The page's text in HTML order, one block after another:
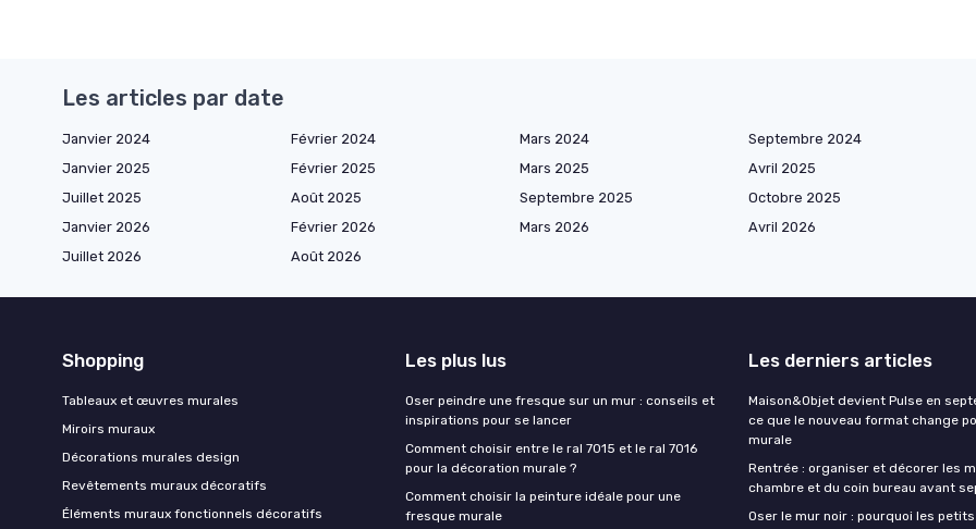
Les articles par date
Janvier 2024 Février 2024 Mars 2024
Septembre 2024
Janvier 2025
Février 2025 Mars 2025
Avril 2025
Juillet 2025
Août 2025 Septembre 2025
Octobre 2025
Janvier 2026
Février 2026 Mars 2026
Avril 2026
Juillet 2026
Août 2026
Shopping
Tableaux et œuvres murales
Miroirs muraux
Décorations murales design
Revêtements muraux décoratifs
Éléments muraux fonctionnels décoratifs
Les plus lus
Oser peindre une fresque sur un mur : conseils et
inspirations pour se lancer
Comment choisir entre le ral 7015 et le ral 7016
pour la décoration murale ?
Comment choisir la peinture idéale pour une
fresque murale
Les derniers articles
Maison&Objet devient Pulse en
ce que le nouveau format change
murale
Rentrée : organiser et décorer les
chambre et du coin bureau avant
Oser le mur noir : pourquoi les